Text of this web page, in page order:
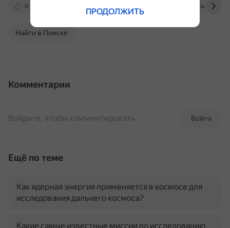
0
Найти в Поиске
Комментарии
Войти
Войдите, чтобы комментировать
Ещё по теме
Как ядерная энергия применяется в космосе для
исследования дальнего космоса?
Какие самые известные миссии по исследованию
ПРОДОЛЖИТЬ